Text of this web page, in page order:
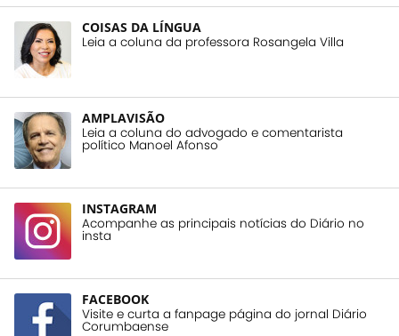
COISAS DA LÍNGUA
Leia a coluna da professora Rosangela Villa
AMPLAVISÃO
Leia a coluna do advogado e comentarista
político Manoel Afonso
INSTAGRAM
Acompanhe as principais notícias do Diário no
insta
FACEBOOK
Visite e curta a fanpage página do jornal Diário
Corumbaense